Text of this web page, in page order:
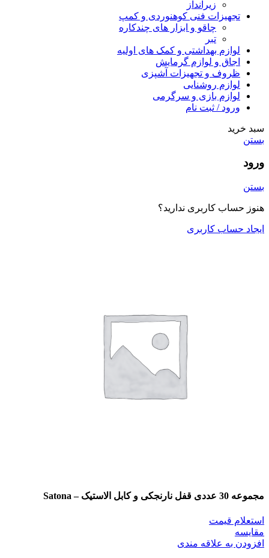
زیرانداز
تجهیزات فنی کوهنوردی و کمپ
چاقو و ابزار های چندکاره
تبر
لوازم بهداشتی و کمک های اولیه
اجاق و لوازم گرمایش
ظروف و تجهیزات آشپزی
لوازم روشنایی
لوازم بازی و سرگرمی
ورود / ثبت نام
سبد خرید
بستن
ورود
بستن
هنوز حساب کاربری ندارید؟
ایجاد حساب کاربری
مجموعه 30 عددی قفل نارنجکی و کابل الاستیک – Satona
استعلام قیمت
مقایسه
افزودن به علاقه مندی